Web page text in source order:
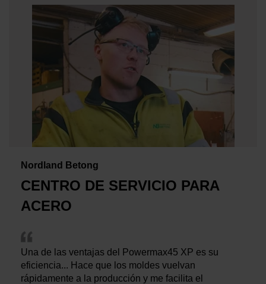
Nordland Betong
CENTRO DE SERVICIO PARA
ACERO
Una de las ventajas del Powermax45 XP es su
eficiencia... Hace que los moldes vuelvan
rápidamente a la producción y me facilita el